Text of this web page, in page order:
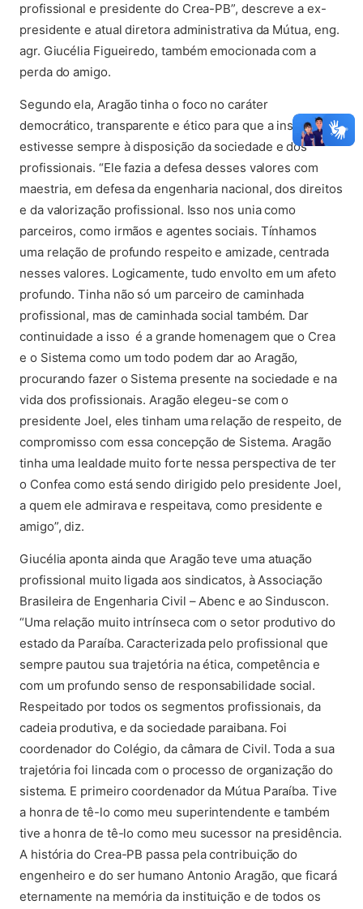
profissional e presidente do Crea-PB”, descreve a ex-
presidente e atual diretora administrativa da Mútua, eng.
agr. Giucélia Figueiredo, também emocionada com a
perda do amigo.
Segundo ela, Aragão tinha o foco no caráter
democrático, transparente e ético para que a instituição
estivesse sempre à disposição da sociedade e dos
profissionais. “Ele fazia a defesa desses valores com
maestria, em defesa da engenharia nacional, dos direitos
e da valorização profissional. Isso nos unia como
parceiros, como irmãos e agentes sociais. Tínhamos
uma relação de profundo respeito e amizade, centrada
nesses valores. Logicamente, tudo envolto em um afeto
profundo. Tinha não só um parceiro de caminhada
profissional, mas de caminhada social também. Dar
continuidade a isso é a grande homenagem que o Crea
e o Sistema como um todo podem dar ao Aragão,
procurando fazer o Sistema presente na sociedade e na
vida dos profissionais. Aragão elegeu-se com o
presidente Joel, eles tinham uma relação de respeito, de
compromisso com essa concepção de Sistema. Aragão
tinha uma lealdade muito forte nessa perspectiva de ter
o Confea como está sendo dirigido pelo presidente Joel,
a quem ele admirava e respeitava, como presidente e
amigo”, diz.
Giucélia aponta ainda que Aragão teve uma atuação
profissional muito ligada aos sindicatos, à Associação
Brasileira de Engenharia Civil – Abenc e ao Sinduscon.
“Uma relação muito intrínseca com o setor produtivo do
estado da Paraíba. Caracterizada pelo profissional que
sempre pautou sua trajetória na ética, competência e
com um profundo senso de responsabilidade social.
Respeitado por todos os segmentos profissionais, da
cadeia produtiva, e da sociedade paraibana. Foi
coordenador do Colégio, da câmara de Civil. Toda a sua
trajetória foi lincada com o processo de organização do
sistema. E primeiro coordenador da Mútua Paraíba. Tive
a honra de tê-lo como meu superintendente e também
tive a honra de tê-lo como meu sucessor na presidência.
A história do Crea-PB passa pela contribuição do
engenheiro e do ser humano Antonio Aragão, que ficará
eternamente na memória da instituição e de todos os